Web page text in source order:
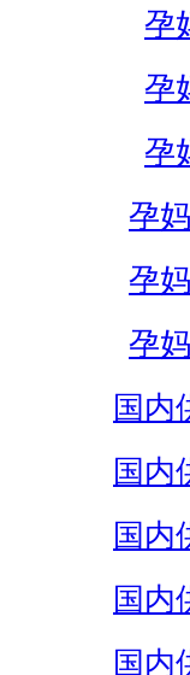
孕
孕
孕
孕
孕
孕
国内
国内
国内
国内
国内